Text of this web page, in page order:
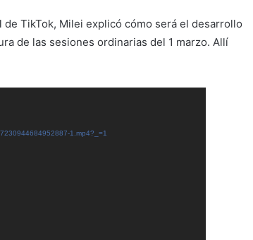
TikTok, Milei explicó cómo será el desarrollo
de las sesiones ordinarias del 1 marzo. Allí
1.mp4?_=1